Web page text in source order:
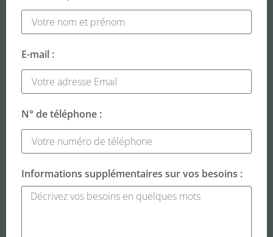
E-mail :
N° de téléphone :
Informations supplémentaires sur vos besoins :